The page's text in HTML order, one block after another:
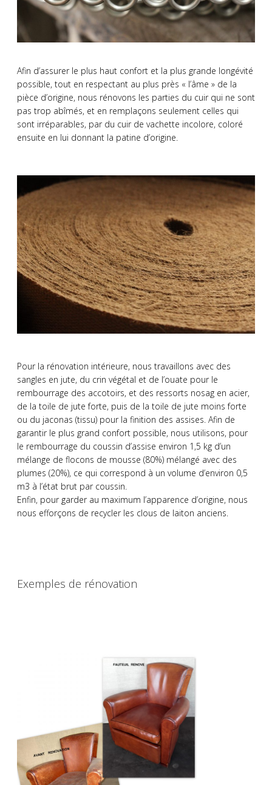
Afin d’assurer le plus haut confort et la plus grande longévité
possible, tout en respectant au plus près « l’âme » de la
pièce d’origine, nous rénovons les parties du cuir qui ne sont
pas trop abîmés, et en remplaçons seulement celles qui
sont irréparables, par du cuir de vachette incolore, coloré
ensuite en lui donnant la patine d’origine.
Pour la rénovation intérieure, nous travaillons avec des
sangles en jute, du crin végétal et de l’ouate pour le
rembourrage des accotoirs, et des ressorts nosag en acier,
de la toile de jute forte, puis de la toile de jute moins forte
ou du jaconas (tissu) pour la finition des assises. Afin de
garantir le plus grand confort possible, nous utilisons, pour
le rembourrage du coussin d’assise environ 1,5 kg d’un
mélange de flocons de mousse (80%) mélangé avec des
plumes (20%), ce qui correspond à un volume d’environ 0,5
m3 à l’état brut par coussin.
Enfin, pour garder au maximum l’apparence d’origine, nous
nous efforçons de recycler les clous de laiton anciens.
Exemples de rénovation